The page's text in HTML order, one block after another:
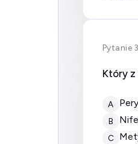
Pytanie 3
Który
A
B
C